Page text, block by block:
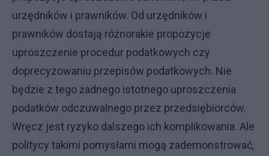
urzędników i prawników. Od urzędników i
prawników dostają różnorakie propozycje
uproszczenie procedur podatkowych czy
doprecyzowaniu przepisów podatkowych. Nie
będzie z tego żadnego istotnego uproszczenia
podatków odczuwalnego przez przedsiębiorców.
Wręcz jest ryzyko dalszego ich komplikowania. Ale
politycy takimi pomysłami mogą zademonstrować,